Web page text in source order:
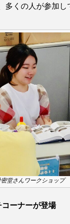
ゴウオ チゴ
チョウザメ
チンアナゴ
テナガエビ
トラウツボ
トラフシャコ ト
ドジョウ
ズ ナンヨウブ
多くの人が参加し
密堂さんワークショップ
ーナーが登場